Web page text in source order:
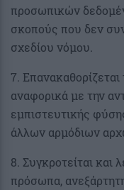
προσωπικών
σκοπούς που δεν
σχεδίου νόμου.
7.
αναφορικά με την
εμπιστευτικής
άλλων αρμόδιων
8. Συγκροτείται και
πρόσωπα,